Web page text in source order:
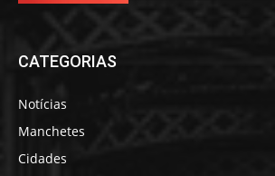
CATEGORIAS
Notícias
Manchetes
Cidades